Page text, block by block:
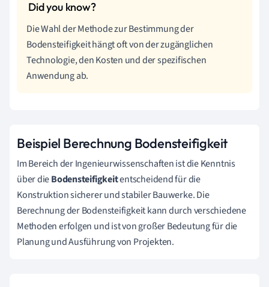
Die Wahl der Methode zur Bestimmung der
Bodensteifigkeit hängt oft von der zugänglichen
Technologie, den Kosten und der spezifischen
Anwendung ab.
Beispiel Berechnung Bodensteifigkeit
Im Bereich der Ingenieurwissenschaften ist die Kenntnis
über dieBodensteifigkeitentscheidend für die
Konstruktion sicherer und stabiler Bauwerke. Die
Berechnung der Bodensteifigkeit kann durch verschiedene
Methoden erfolgen und ist von großer Bedeutung für die
Planung und Ausführung von Projekten.